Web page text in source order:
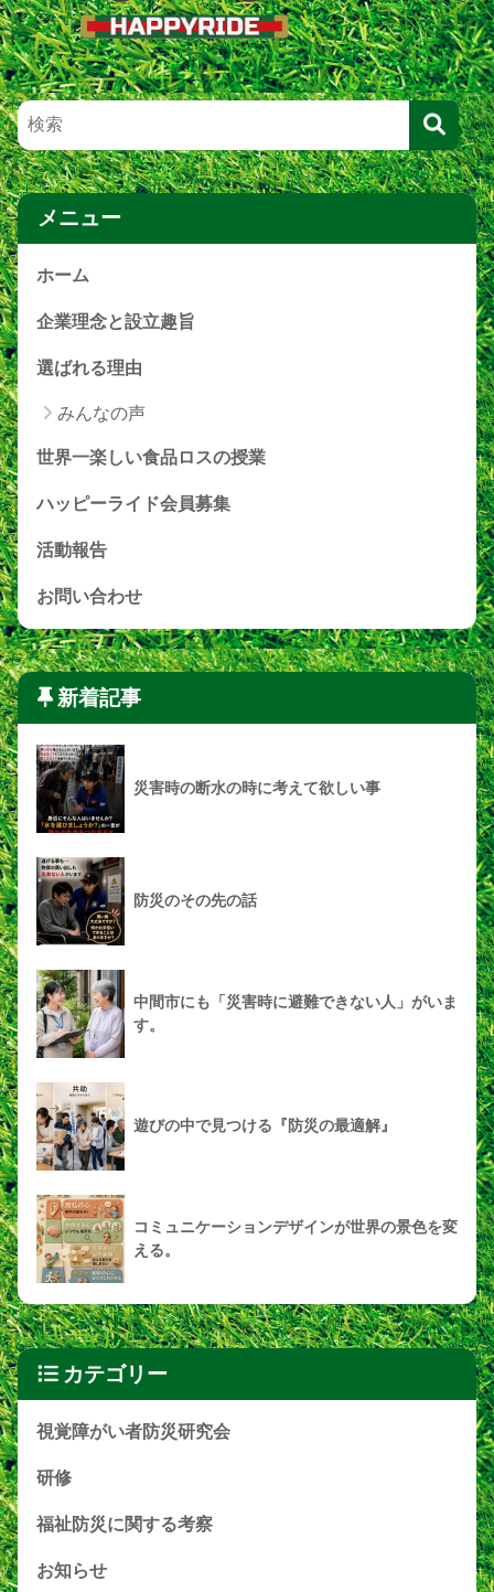
メニュー
ホーム
企業理念と設立趣旨
選ばれる理由
みんなの声
世界一楽しい食品ロスの授業
ハッピーライド会員募集
活動報告
お問い合わせ
新着記事
災害時の断水の時に考えて欲しい事
防災のその先の話
中間市にも「災害時に避難できない人」がいま
す。
遊びの中で見つける『防災の最適解』
コミュニケーションデザインが世界の景色を変
える。
カテゴリー
視覚障がい者防災研究会
研修
福祉防災に関する考察
お知らせ